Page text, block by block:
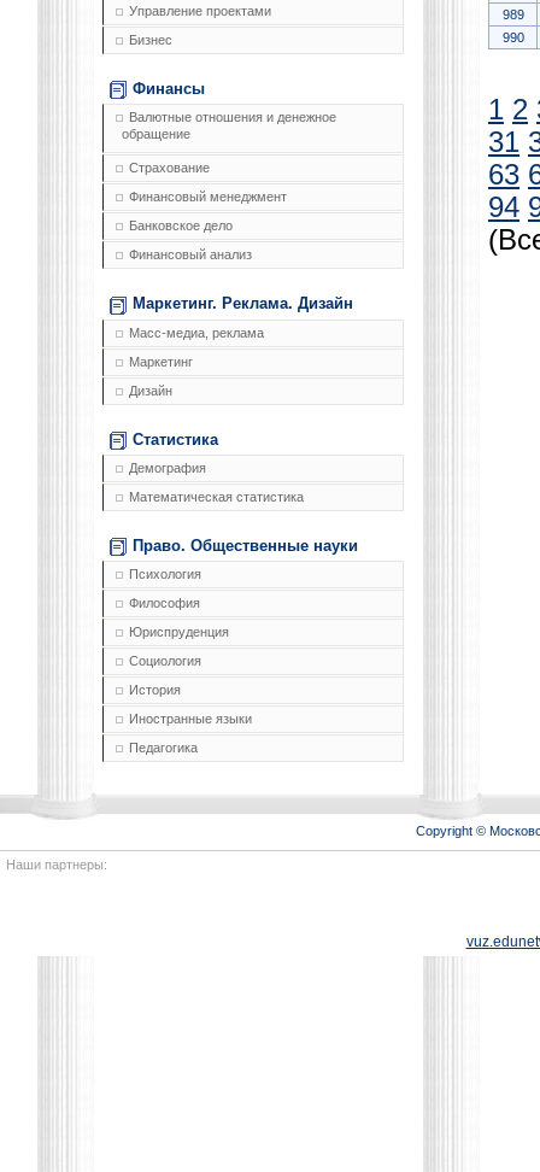
Управление проектами
Бизнес
Финансы
Валютные отношения и денежное
обращение
Страхование
Финансовый менеджмент
Банковское дело
Финансовый анализ
Маркетинг. Реклама. Дизайн
Масс-медиа, реклама
Маркетинг
Дизайн
Статистика
Демография
Математическая статистика
Право. Общественные науки
Психология
Философия
Юриспруденция
Социология
История
Иностранные языки
Педагогика
989
990
1 2
31
63
94
Copyright ©
Наши партнеры: